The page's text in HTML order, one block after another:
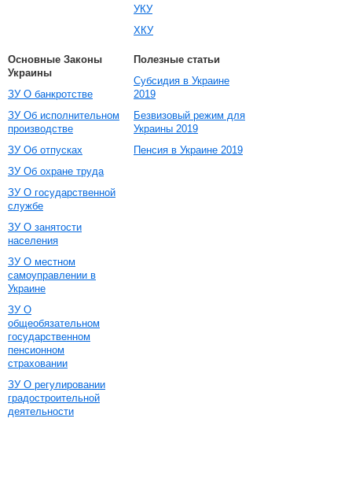
УКУ
ХКУ
Основные Законы
Украины
ЗУ О банкротстве
ЗУ Об исполнительном
производстве
ЗУ Об отпусках
ЗУ Об охране труда
ЗУ О государственной
службе
ЗУ О занятости
населения
ЗУ О местном
самоуправлении в
Украине
ЗУ О
общеобязательном
государственном
пенсионном
страховании
ЗУ О регулировании
градостроительной
деятельности
Полезные статьи
Субсидия в Украине
2019
Безвизовый режим для
Украины 2019
Пенсия в Украине 2019